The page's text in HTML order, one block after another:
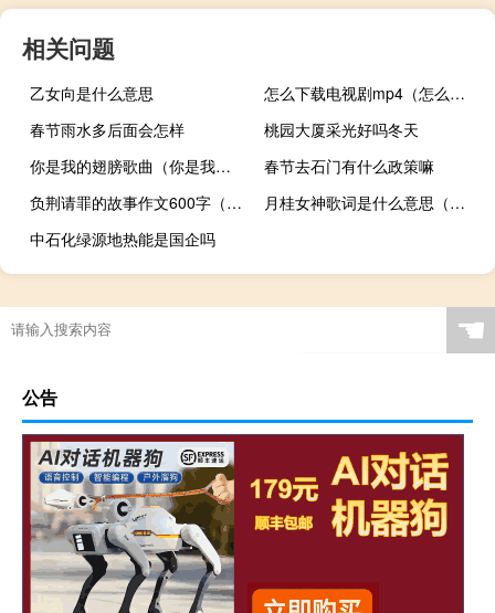
相关问题
乙女向是什么意思
怎么下载电视剧mp4（怎么下载电视剧）
春节雨水多后面会怎样
桃园大厦采光好吗冬天
你是我的翅膀歌曲（你是我的翅膀）
春节去石门有什么政策嘛
负荆请罪的故事作文600字（负荆请罪的故事500字）
月桂女神歌词是什么意思（月桂女神伴奏）
中石化绿源地热能是国企吗
☚
公告